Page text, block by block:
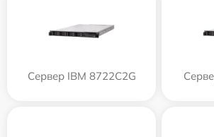
Сервер IBM 8722C2G